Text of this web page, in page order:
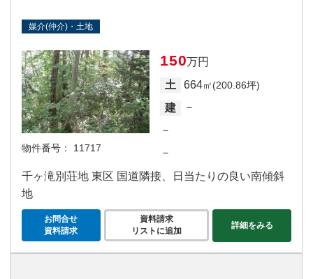
媒介(仲介)・土地
物件番号： 11717
150万円
土
664㎡(200.86坪)
建
－
－
－
千ヶ滝別荘地 東区 国道隣接、日当たりの良い南傾斜
地
お問合せ
資料請求
資料請求
リストに追加
詳細をみる